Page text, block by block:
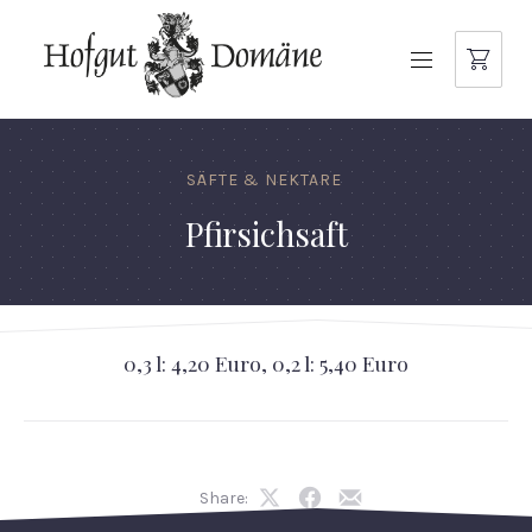
NAVIGATION
SÄFTE & NEKTARE
Pfirsichsaft
0,3 l: 4,20 Euro, 0,2 l: 5,40 Euro
Share:
ShareShareShare